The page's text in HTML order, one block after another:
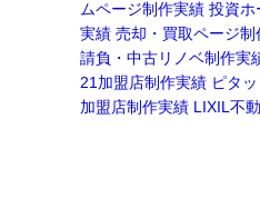
ムページ制作実績 投資ホ
実績 売却・買取ページ制
請負・中古リノベ制作実
21加盟店制作実績 ピタ
加盟店制作実績 LIXIL不